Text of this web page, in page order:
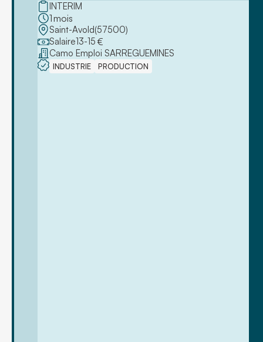
INTERIM
1mois
Saint-Avold(57500)
Salaire13-15 €
Camo Emploi SARREGUEMINES
INDUSTRIE PRODUCTION